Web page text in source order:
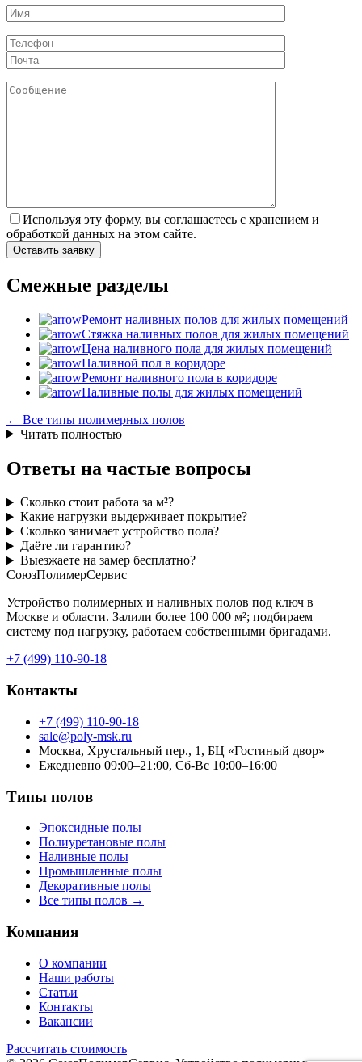
Используя эту форму, вы соглашаетесь с хранением и
обработкой данных на этом сайте.
Смежные разделы
Ремонт наливных полов для жилых помещений
Стяжка наливных полов для жилых помещений
Цена наливного пола для жилых помещений
Наливной пол в коридоре
Ремонт наливного пола в коридоре
Наливные полы для жилых помещений
← Все типы полимерных полов
Читать полностью
Ответы на частые вопросы
Сколько стоит работа за м²?
Какие нагрузки выдерживает покрытие?
Сколько занимает устройство пола?
Даёте ли гарантию?
Выезжаете на замер бесплатно?
СоюзПолимерСервис
Устройство полимерных и наливных полов под ключ в
Москве и области. Залили более 100 000 м²; подбираем
систему под нагрузку, работаем собственными бригадами.
+7 (499) 110-90-18
Контакты
+7 (499) 110-90-18
sale@poly-msk.ru
Москва, Хрустальный пер., 1, БЦ «Гостиный двор»
Ежедневно 09:00–21:00, Сб-Вс 10:00–16:00
Типы полов
Эпоксидные полы
Полиуретановые полы
Наливные полы
Промышленные полы
Декоративные полы
Все типы полов →
Компания
О компании
Наши работы
Статьи
Контакты
Вакансии
Рассчитать стоимость